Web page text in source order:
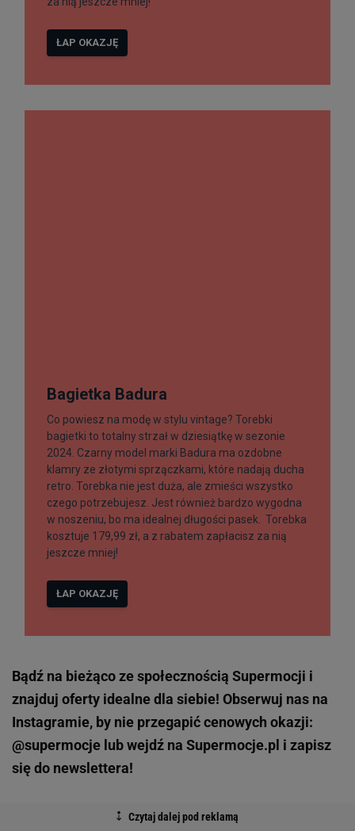
Bądź na bieżąco ze społecznością Supermocji i
znajduj oferty idealne dla siebie! Obserwuj nas na
Instagramie, by nie przegapić cenowych okazji:
@supermocje lub wejdź na Supermocje.pl i zapisz
się do newslettera!